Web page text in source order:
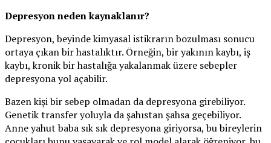
Depresyon neden kaynaklanır?
Depresyon, beyinde kimyasal istikrarın bozulması sonucu
ortaya çıkan bir hastalıktır. Örneğin, bir yakının kaybı, iş
kaybı, kronik bir hastalığa yakalanmak üzere sebepler
depresyona yol açabilir.
Bazen kişi bir sebep olmadan da depresyona girebiliyor.
Genetik transfer yoluyla da şahıstan şahsa geçebiliyor.
Anne yahut baba sık sık depresyona giriyorsa, bu bireylerin